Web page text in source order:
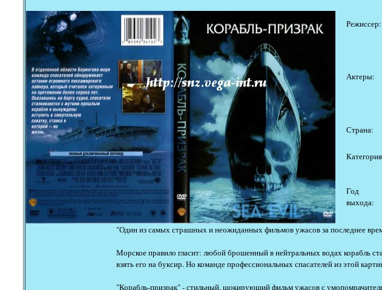
Режиссер:
Актеры:
Страна:
Год
выхода:
"Один из самых страшных и неожиданных фильмов ужасов за последнее
Морское правило гласит: любой брошенный в нейтральных водах корабль
взять его на буксир. Но команде профессиональных спасателей из этой
"Корабль-призрак" - стильный, шокирующий фильм ужасов с